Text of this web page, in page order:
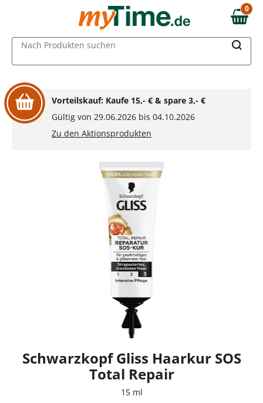
Zum Hauptinhalt springen
Zur Navigation springen
Zur Suche springen
0,00 €
0
Nach Produkten suchen
Vorteilskauf: Kaufe 15,- € & spare 3,- €
Gültig von 29.06.2026 bis 04.10.2026
Zu den Aktionsprodukten
Schwarzkopf Gliss Haarkur SOS
Total Repair
15 ml